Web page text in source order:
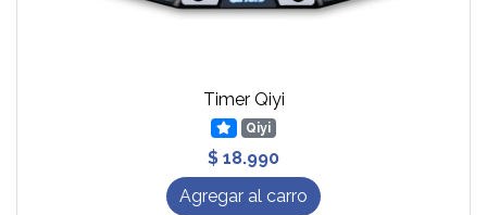
Timer Qiyi
Qiyi
$ 18.990
Agregar al carro